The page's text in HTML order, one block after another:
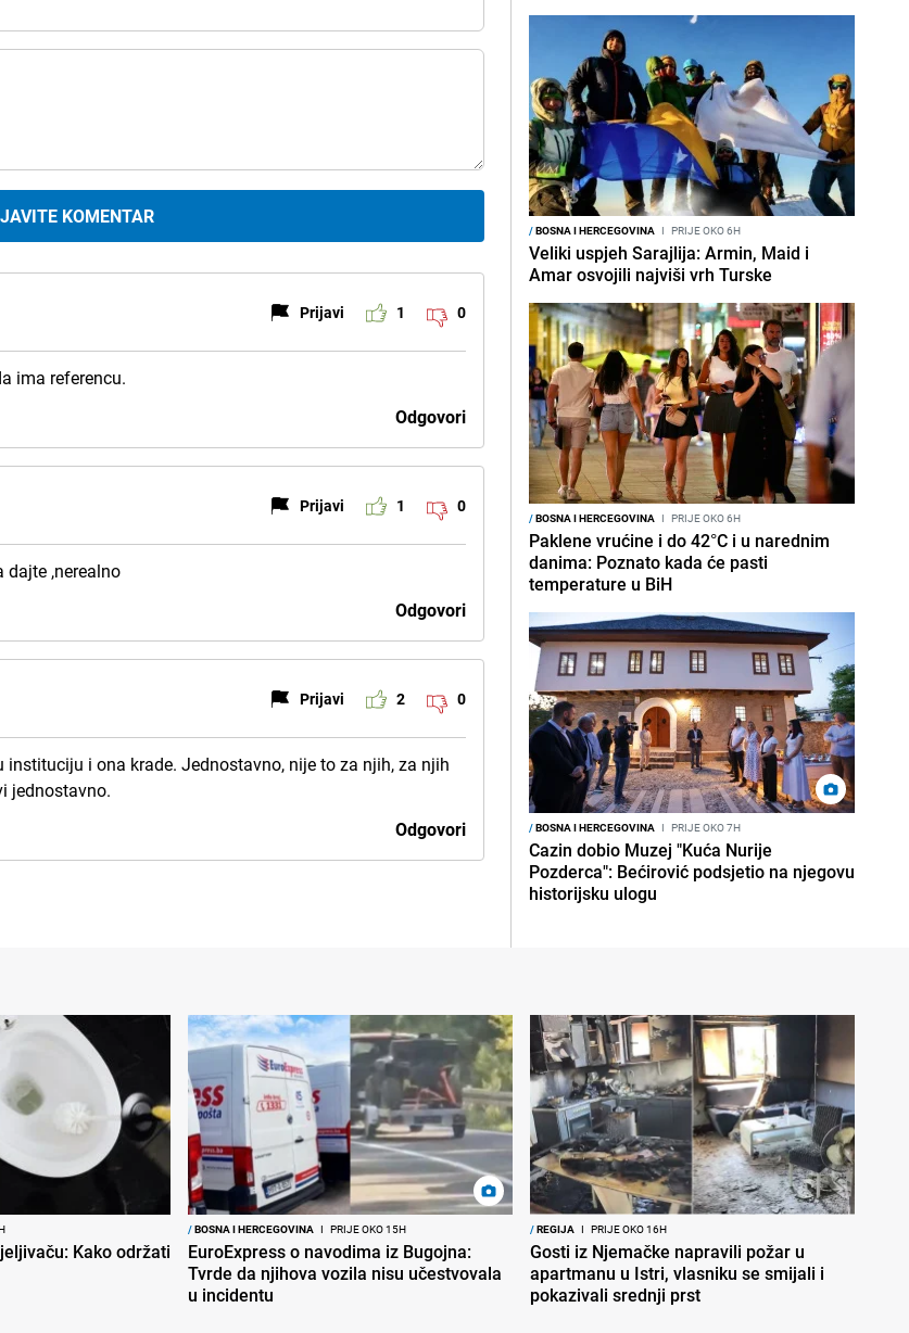
KOMENTAR
Prijavi 1 0
ima referencu.
Odgovori
Prijavi 1 0
dajte ,nerealno
Odgovori
Prijavi 2 0
i ona krade. Jednostavno, nije to za njih, za njih
jednostavno.
Odgovori
/BOSNA I HERCEGOVINA I PRIJE OKO 6H
Veliki uspjeh Sarajlija: Armin, Maid i
Amar osvojili najviši vrh Turske
/BOSNA I HERCEGOVINA I PRIJE OKO 6H
Paklene vrućine i do 42°C i u narednim
danima: Poznato kada će pasti
temperature u BiH
/BOSNA I HERCEGOVINA I PRIJE OKO 7H
Cazin dobio Muzej "Kuća Nurije
Pozderca": Bećirović podsjetio na njegovu
historijsku ulogu
Kako održati
/BOSNA I HERCEGOVINA I PRIJE OKO 15H
EuroExpress o navodima iz Bugojna:
Tvrde da njihova vozila nisu učestvovala
u incidentu
/REGIJA I PRIJE OKO 16H
Gosti iz Njemačke napravili požar u
apartmanu u Istri, vlasniku se smijali i
pokazivali srednji prst